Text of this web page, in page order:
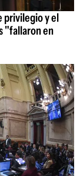
privilegio y el
"fallaron en